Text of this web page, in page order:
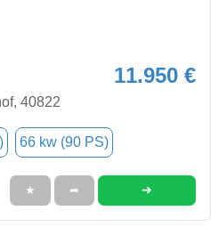
11.950 €
40822
66 kw (90 PS)
★ ➦ ➜